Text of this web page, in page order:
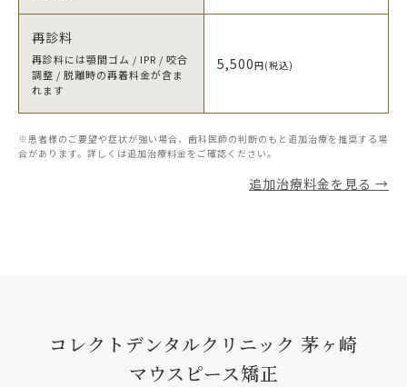
再診料
再診料には顎間ゴム / IPR / 咬合
調整 / 脱離時の再着料金が含ま
れます
5,500円(税込)
※患者様のご要望や症状が強い場合、歯科医師の判断のもと追加治療を推奨する場
合があります。詳しくは追加治療料金をご確認ください。
追加治療料金を見る →
コレクトデンタルクリニック 茅ヶ崎
マウスピース矯正